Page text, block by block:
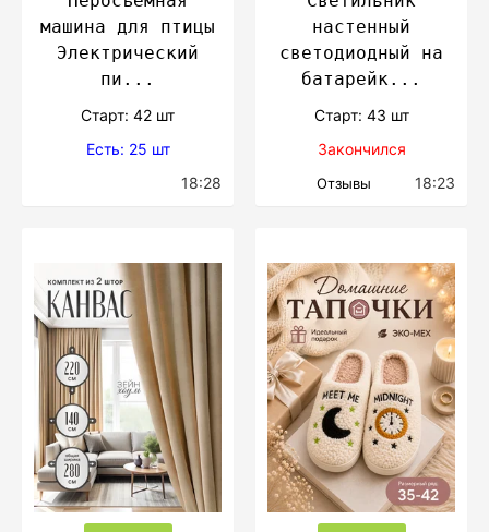
машина для птицы
Электрический
пи...
Cтарт: 42 шт
Есть: 25 шт
18:28
настенный
светодиодный на
батарейк...
Cтарт: 43 шт
Закончился
Отзывы 18:23